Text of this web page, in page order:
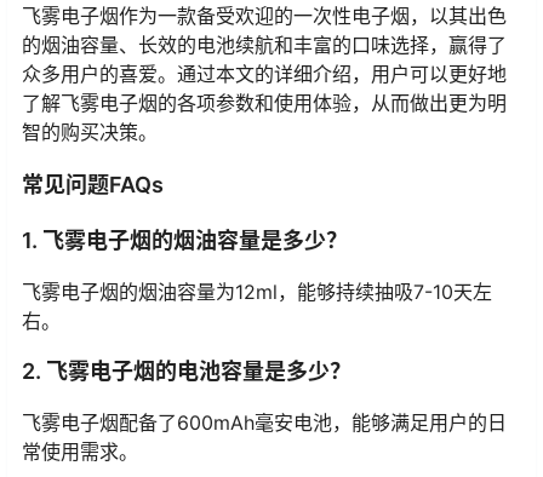
飞雾电子烟作为一款备受欢迎的一次性电子烟，以其出色
的烟油容量、长效的电池续航和丰富的口味选择，赢得了
众多用户的喜爱。通过本文的详细介绍，用户可以更好地
了解飞雾电子烟的各项参数和使用体验，从而做出更为明
智的购买决策。
常见问题FAQs
1. 飞雾电子烟的烟油容量是多少？
飞雾电子烟的烟油容量为12ml，能够持续抽吸7-10天左
右。
2. 飞雾电子烟的电池容量是多少？
飞雾电子烟配备了600mAh毫安电池，能够满足用户的日
常使用需求。